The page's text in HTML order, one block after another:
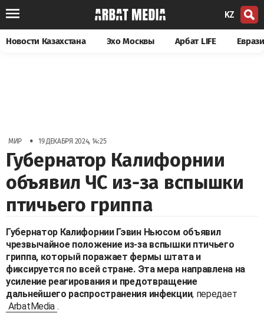
KZ
Новости Казахстана Эхо Москвы Арбат LIFE
МИР • 19 ДЕКАБРЯ 2024, 14:25
Губернатор Калифорнии
объявил ЧС из-за вспышки
птичьего гриппа
Губернатор Калифорнии Гэвин Ньюсом объявил
чрезвычайное положение из-за вспышки птичьего
гриппа, который поражает фермы штата и
фиксируется по всей стране. Эта мера направлена на
усиление реагирования и предотвращение
дальнейшего распространения инфекции, передает
ArbatMedia .